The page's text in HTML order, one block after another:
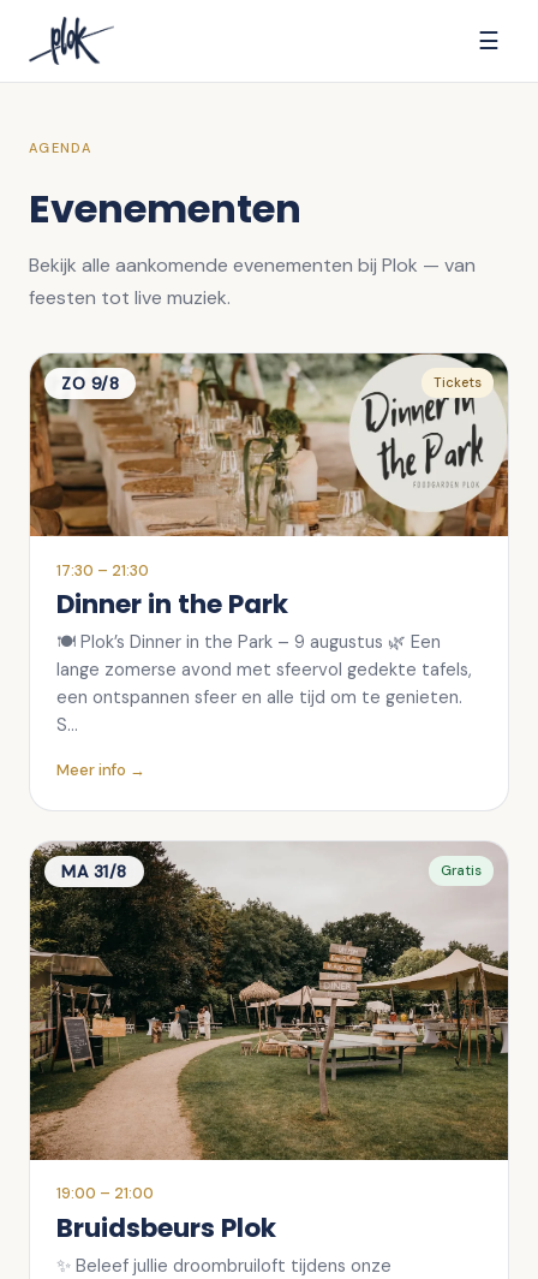
☰
AGENDA
Evenementen
Bekijk alle aankomende evenementen bij Plok — van
feesten tot live muziek.
ZO 9/8 Tickets
17:30 – 21:30
Dinner in the Park
🍽️ Plok’s Dinner in the Park – 9 augustus 🌿 Een
lange zomerse avond met sfeervol gedekte tafels,
een ontspannen sfeer en alle tijd om te genieten.
S…
Meer info →
MA 31/8 Gratis
19:00 – 21:00
Bruidsbeurs Plok
✨ Beleef jullie droombruiloft tijdens onze